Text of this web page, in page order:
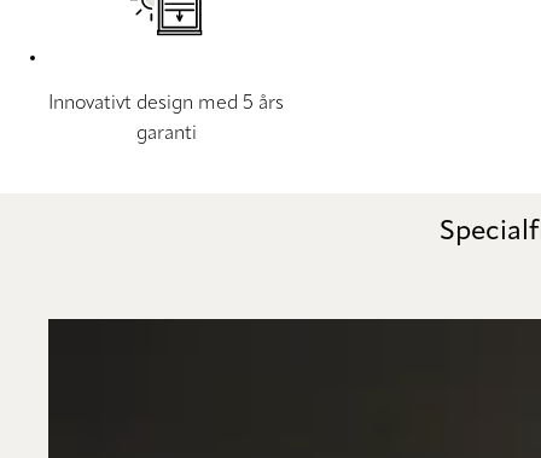
Innovativt design med 5 års
garanti